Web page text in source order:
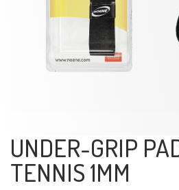
UNDER-GRIP
TENNIS 1MM